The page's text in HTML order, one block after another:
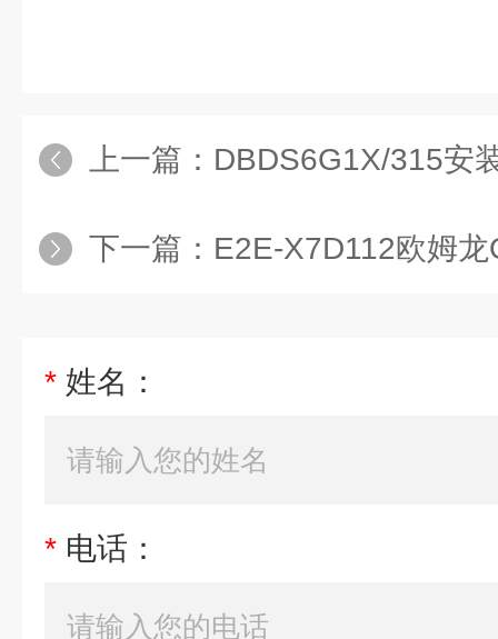
上一篇： DBDS6G1X/315安装使用
下一篇： E2E-X7D112欧姆龙OMRON
* 姓名：
* 电话：